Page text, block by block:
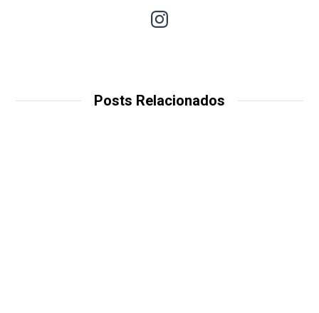
Posts Relacionados